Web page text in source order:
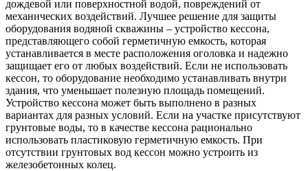
дождевой или поверхностной водой, повреждений от
механических воздействий. Лучшее решение для защиты
оборудования водяной скважины – устройство кессона,
представляющего собой герметичную емкость, которая
устанавливается в месте расположения оголовка и надежно
защищает его от любых воздействий. Если не использовать
кессон, то оборудование необходимо устанавливать внутри
здания, что уменьшает полезную площадь помещений.
Устройство кессона может быть выполнено в разных
вариантах для разных условий. Если на участке присутствуют
грунтовые воды, то в качестве кессона рационально
использовать пластиковую герметичную емкость. При
отсутствии грунтовых вод кессон можно устроить из
железобетонных колец.